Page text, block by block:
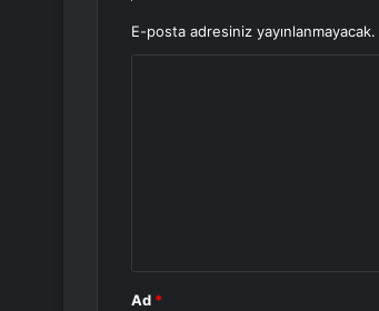
E-posta adresiniz yayınlanmayacak.
Ad *